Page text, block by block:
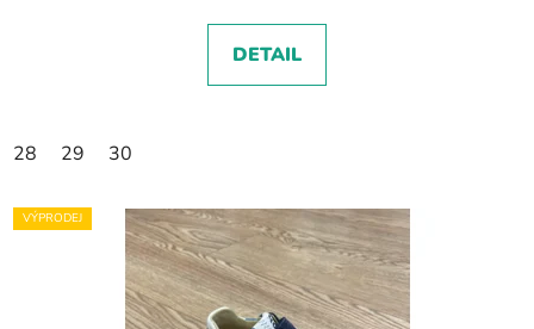
DETAIL
28 29 30
VÝPRODEJ